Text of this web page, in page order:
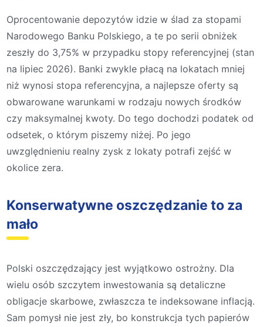
Oprocentowanie depozytów idzie w ślad za stopami
Narodowego Banku Polskiego, a te po serii obniżek
zeszły do 3,75% w przypadku stopy referencyjnej (stan
na lipiec 2026). Banki zwykle płacą na lokatach mniej
niż wynosi stopa referencyjna, a najlepsze oferty są
obwarowane warunkami w rodzaju nowych środków
czy maksymalnej kwoty. Do tego dochodzi podatek od
odsetek, o którym piszemy niżej. Po jego
uwzględnieniu realny zysk z lokaty potrafi zejść w
okolice zera.
Konserwatywne oszczędzanie to za
mało
Polski oszczędzający jest wyjątkowo ostrożny. Dla
wielu osób szczytem inwestowania są detaliczne
obligacje skarbowe, zwłaszcza te indeksowane inflacją.
Sam pomysł nie jest zły, bo konstrukcja tych papierów